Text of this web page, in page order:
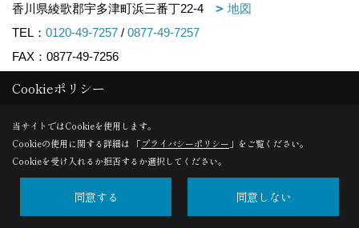
香川県綾歌郡宇多津町浜三番丁22-4
地図
TEL： 0120-49-7257 / 0877-49-7257
FAX：0877-49-7256
＜営業時間＞10:00~17:00
Copyright (c) ソラマド香川. All Rights Reserved.
Cookieポリシー
当サイトではCookieを使用します。
Cookieの使用に関する詳細は 「プライバシーポリシー 」をご覧ください。
Cookieを受け入れるか拒否するか選択してください。
同意する 同意しない